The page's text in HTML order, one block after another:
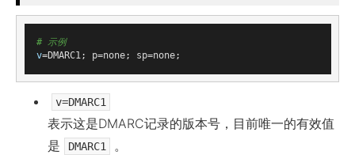
# 示例
v
v=DMARC1
表示这是DMARC记录的版本号，目前唯一的有效值
是
DMARC1 。